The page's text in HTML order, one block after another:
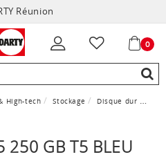
Réunion
0
High-tech Stockage Disque dur
250 GB T5 BLEU